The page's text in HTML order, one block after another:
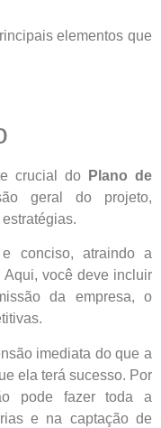
elementos que
crucial do
Plano de
geral do projeto,
conciso, atraindo a
Aqui, você deve incluir
da empresa, o
imediata do que a
ela terá sucesso. Por
pode fazer toda a
e na captação de